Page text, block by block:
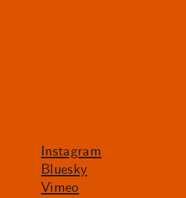
Instagram
Bluesky
Vimeo